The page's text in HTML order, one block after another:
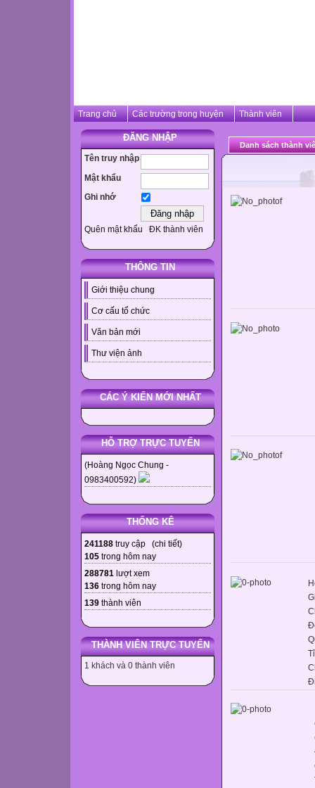
Trang chủ Các trường trong huyện Thành viên
ĐĂNG NHẬP
Tên truy nhập
Mật khẩu
Ghi nhớ
Quên mật khẩu ĐK thành viên
THÔNG TIN
Giới thiệu chung
Cơ cấu tổ chức
Văn bản mới
Thư viện ảnh
CÁC Ý KIẾN MỚI NHẤT
HỖ TRỢ TRỰC TUYẾN
(Hoàng Ngọc Chung -
0983400592)
THỐNG KÊ
241188 truy cập (chi tiết)
105 trong hôm nay
288781 lượt xem
136 trong hôm nay
139 thành viên
THÀNH VIÊN TRỰC TUYẾN
1 khách và 0 thành viên
Danh sách thành